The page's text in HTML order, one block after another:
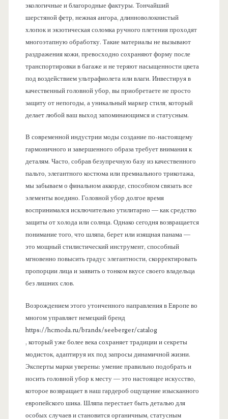
экологичные и благородные фактуры. Тончайший
шерстяной фетр, нежная ангора, длинноволокнистый
хлопок и экзотическая соломка ручного плетения проходят
многоэтапную обработку. Такие материалы не вызывают
раздражения кожи, превосходно сохраняют форму после
транспортировки в багаже и не теряют насыщенности цвета
под воздействием ультрафиолета или влаги. Инвестируя в
качественный головной убор, вы приобретаете не просто
защиту от непогоды, а уникальный маркер стиля, который
делает любой ваш выход запоминающимся и статусным.
В современной индустрии моды создание по-настоящему
гармоничного и завершенного образа требует внимания к
деталям. Часто, собрав безупречную базу из качественного
пальто, элегантного костюма или премиального трикотажа,
мы забываем о финальном аккорде, способном связать все
элементы воедино. Головной убор долгое время
воспринимался исключительно утилитарно — как средство
защиты от холода или солнца. Однако сегодня возвращается
понимание того, что шляпа, берет или изящная панама —
это мощный стилистический инструмент, способный
мгновенно повысить градус элегантности, скорректировать
пропорции лица и заявить о тонком вкусе своего владельца
без лишних слов.
Возрождением этого утонченного направления в Европе во
многом управляет немецкий бренд
https://hcmoda.ru/brands/seeberger/catalog
, который уже более века сохраняет традиции и секреты
модисток, адаптируя их под запросы динамичной жизни.
Эксперты марки уверены: умение правильно подобрать и
носить головной убор к месту — это настоящее искусство,
которое возвращает в наш гардероб ощущение изысканного
европейского шика. Шляпа перестает быть деталью для
особых случаев и становится органичным, статусным